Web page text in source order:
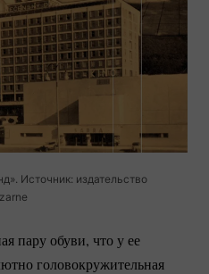
Источник: издательство
пару обуви, что у ее
головокружительная